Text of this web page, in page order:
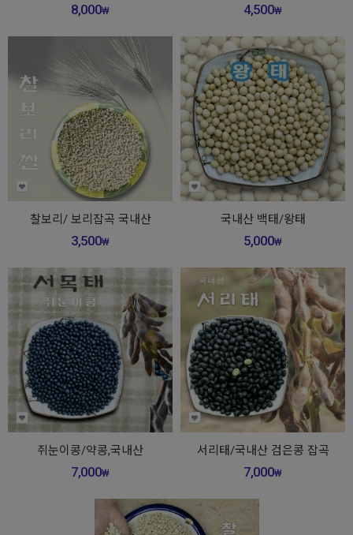
8,000₩ 4,500₩
찰보리/ 보리잡곡 국내산
3,500₩
국내산 백태/왕태
5,000₩
쥐눈이콩/약콩,국내산
7,000₩
서리태/국내산 검은콩 잡곡
7,000₩